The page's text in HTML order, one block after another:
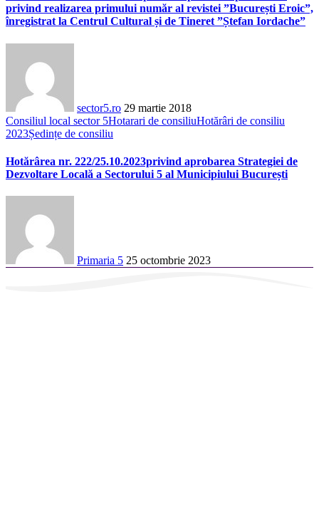
privind realizarea primului număr al revistei ”București Eroic”,
înregistrat la Centrul Cultural și de Tineret ”Ștefan Iordache”
sector5.ro 29 martie 2018
Consiliul local sector 5Hotarari de consiliuHotărâri de consiliu
2023Ședințe de consiliu
Hotărârea nr. 222/25.10.2023privind aprobarea Strategiei de
Dezvoltare Locală a Sectorului 5 al Municipiului București
Primaria 5 25 octombrie 2023